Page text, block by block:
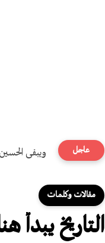
عاجل ويبقى
مقالات وكلمات
التاريخ يبدأ